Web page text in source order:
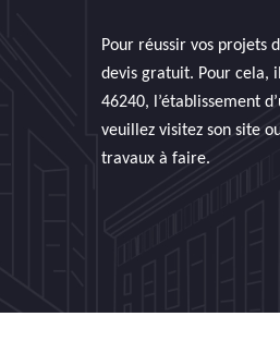
Pour réussir vos projets
devis gratuit. Pour cela,
46240, l’établissement
veuillez visitez son site
travaux à faire.